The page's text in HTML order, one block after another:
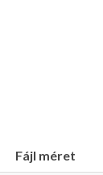
Fájl méret